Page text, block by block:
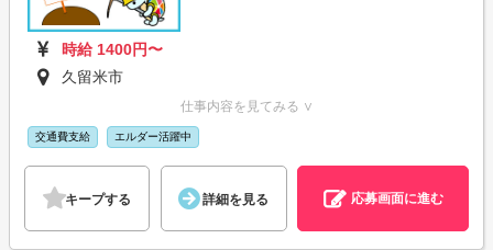
時給 1400円〜
久留米市
仕事内容を見てみる ∨
交通費支給 エルダー活躍中
キープする 詳細を見る 応募画面に進む